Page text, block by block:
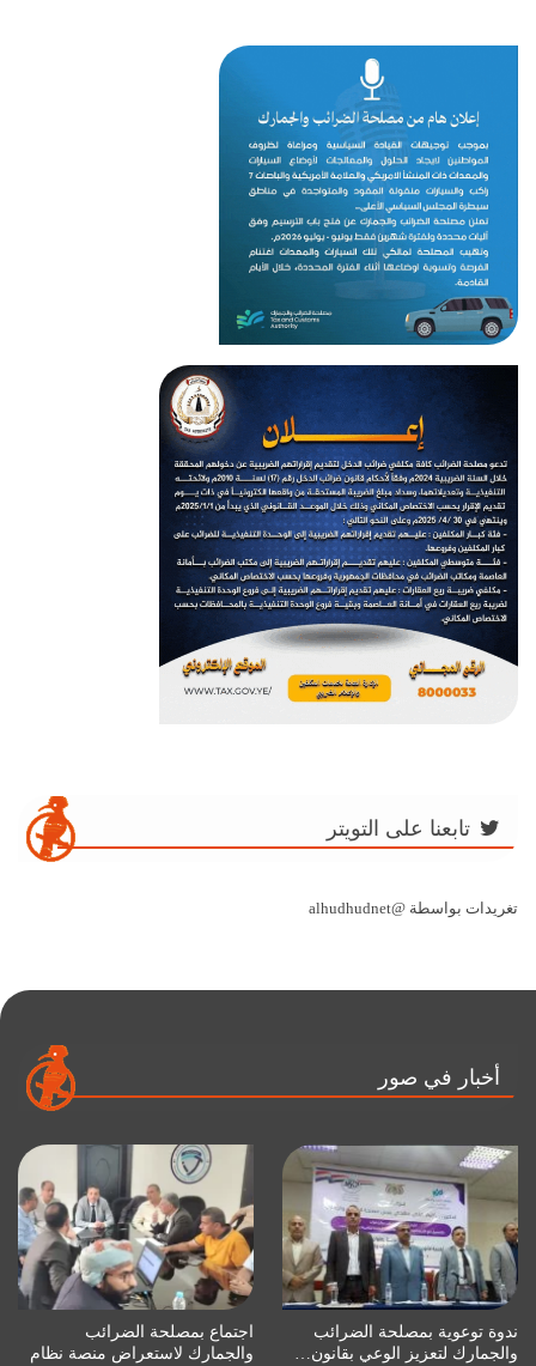
تابعنا على التويتر
تغريدات بواسطة @alhudhudnet
أخبار في صور
ندوة توعوية بمصلحة الضرائب
والجمارك لتعزيز الوعي بقانون…
اجتماع بمصلحة الضرائب
والجمارك لاستعراض منصة نظام